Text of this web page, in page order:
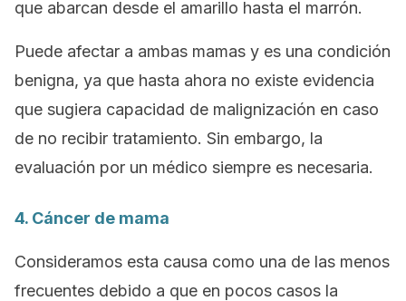
que abarcan desde el amarillo hasta el marrón.
Puede afectar a ambas mamas y es una condición
benigna, ya que hasta ahora no existe evidencia
que sugiera capacidad de malignización en caso
de no recibir tratamiento. Sin embargo, la
evaluación por un médico siempre es necesaria.
4. Cáncer de mama
Consideramos esta causa como una de las menos
frecuentes debido a que en pocos casos la